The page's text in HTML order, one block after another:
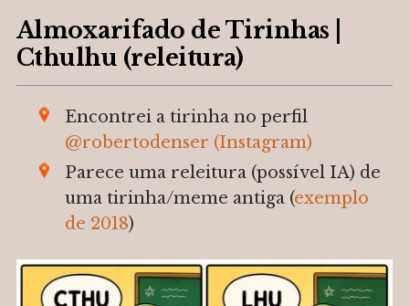
Almoxarifado de Tirinhas |
Cthulhu (releitura)
Encontrei a tirinha no perfil
@robertodenser (Instagram)
Parece uma releitura (possível IA) de
uma tirinha/meme antiga (exemplo
de 2018)